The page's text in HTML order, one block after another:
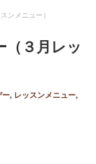
ンメニュー）
３月レッ
ー, レッスンメニュー,